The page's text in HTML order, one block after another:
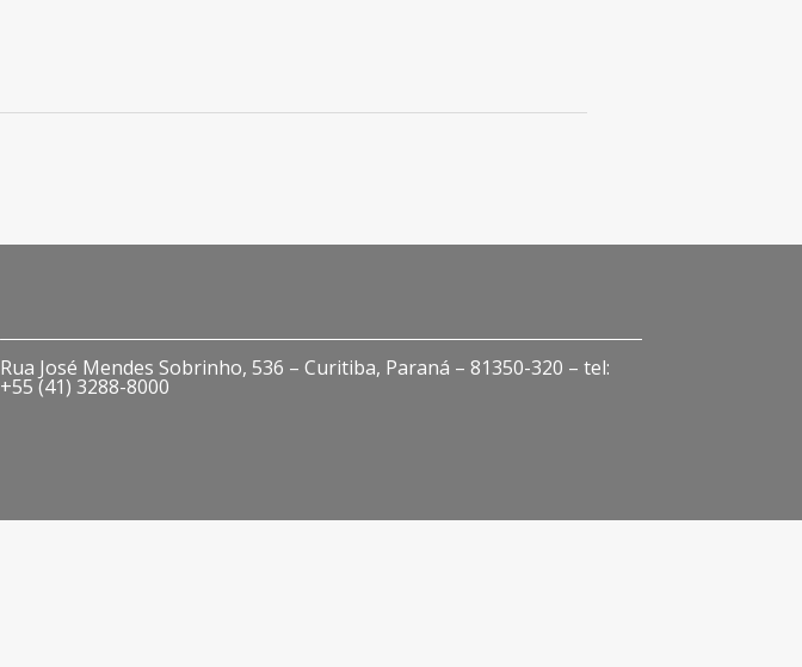
Rua José Mendes Sobrinho, 536 – Curitiba, Paraná – 81350-320 – tel:
+55 (41) 3288-8000